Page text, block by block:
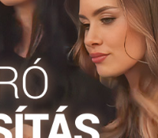
Klasické nohavičky
LinkedIn WhatsApp
mail